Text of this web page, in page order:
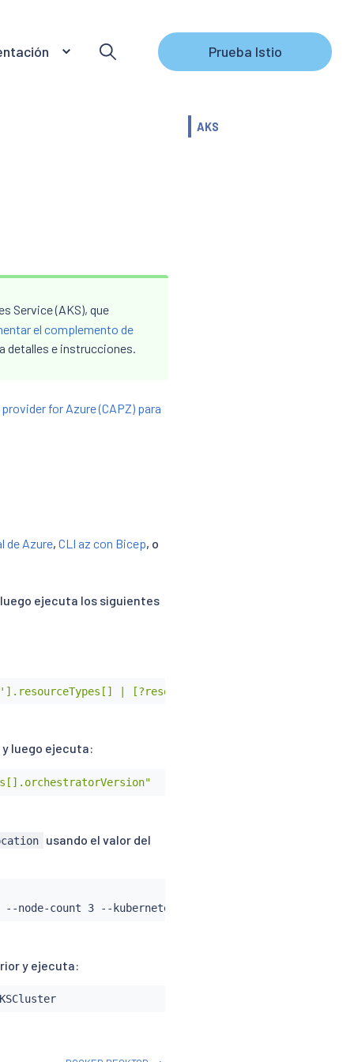
Prueba Istio
Service (AKS), que
el complemento de
detalles e instrucciones.
for Azure (CAPZ) para
de Azure, CLI az con Bicep, o
ejecuta los siguientes
|
y luego ejecuta:
usando el valor del
y ejecuta:
$ az aks get-credentials --resource-group myResourceGroup --name myAKSCluster
AKS